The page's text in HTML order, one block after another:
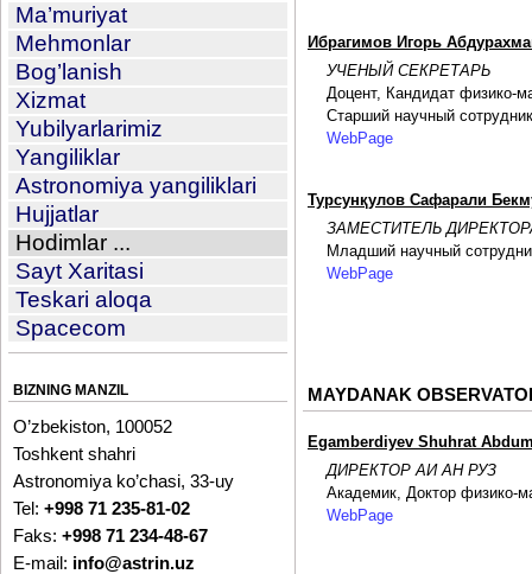
Ma’muriyat
Mehmonlar
Bog’lanish
Xizmat
Yubilyarlarimiz
Yangiliklar
Astronomiya yangiliklari
Hujjatlar
Hodimlar ...
Sayt Xaritasi
Teskari aloqa
Spacecom
BIZNING MANZIL
O’zbekiston, 100052
Toshkent shahri
Astronomiya ko’chasi, 33-uy
Tel: +998 71 235-81-02
Faks: +998 71 234-48-67
E-mail: info@astrin.uz
Ибрагимов Игорь
УЧЕНЫЙ СЕКРЕТАРЬ
Доцент, Кандидат физико-
Старший научный сотрудник
WebPage
Турсунқулов Сафарали
ЗАМЕСТИТЕЛЬ
Младший научный
WebPage
MAYDANAK
Egamberdiyev Shuhrat
ДИРЕКТОР АИ АН РУЗ
Академик, Доктор физико-
WebPage